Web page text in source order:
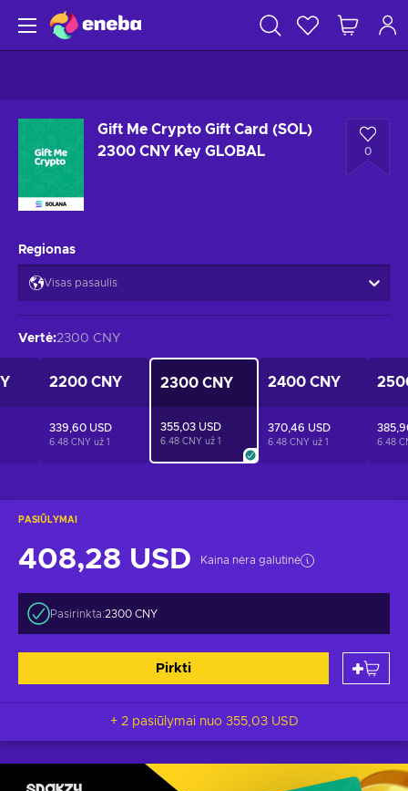
Gift Me Crypto Gift Card (SOL)
2300 CNY Key GLOBAL
0
PASIŪLYMAI
408,28 USD Kaina nėra galutinė
Pasirinkta:2300 CNY
Pirkti
+ 2 pasiūlymai nuo 355,03 USD
Regionas
Visas pasaulis
Vertė:2300 CNY
2200 CNY
339,60 USD
6.48 CNY už 1
2300 CNY
355,03 USD
6.48 CNY už 1
2400 CNY
370,46 USD
6.48 CNY už 1 6.48